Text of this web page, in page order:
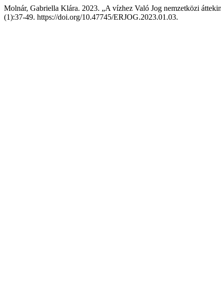
Molnár, Gabriella Klára. 2023. „A vízhez Való Jog nemzetközi
(1):37-49. https://doi.org/10.47745/ERJOG.2023.01.03.